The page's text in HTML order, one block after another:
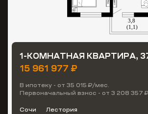
1-КОМНАТНАЯ КВАРТИРА,
15 961 977 ₽
В ипотеку - от 35 015 ₽/мес.
Первоначальный взнос - от 3 208 357 ₽
Сочи
Лестория